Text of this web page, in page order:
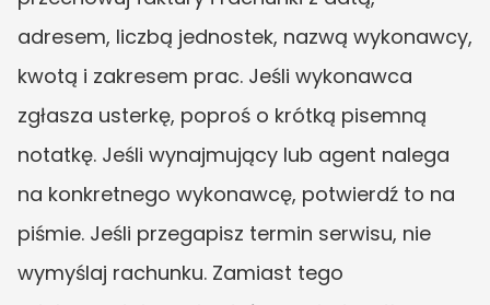
adresem, liczbą jednostek, nazwą wykonawcy,
kwotą i zakresem prac. Jeśli wykonawca
zgłasza usterkę, poproś o krótką pisemną
notatkę. Jeśli wynajmujący lub agent nalega
na konkretnego wykonawcę, potwierdź to na
piśmie. Jeśli przegapisz termin serwisu, nie
wymyślaj rachunku. Zamiast tego